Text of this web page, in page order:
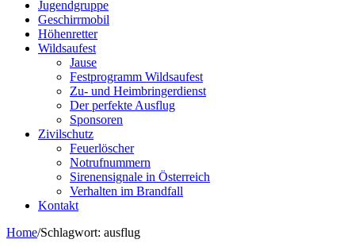
Jugendgruppe
Geschirrmobil
Höhenretter
Wildsaufest
Jause
Festprogramm Wildsaufest
Zu- und Heimbringerdienst
Der perfekte Ausflug
Sponsoren
Zivilschutz
Feuerlöscher
Notrufnummern
Sirenensignale in Österreich
Verhalten im Brandfall
Kontakt
Home/Schlagwort: ausflug